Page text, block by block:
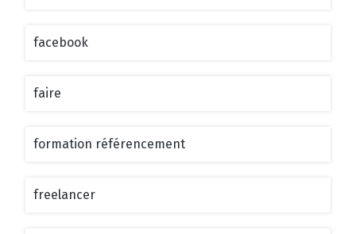
facebook
faire
formation référencement
freelancer